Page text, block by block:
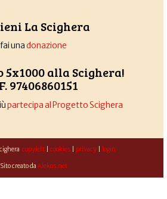
La Scighera
fai unadonazione
5x1000 alla Scighera!
97406860151
partecipa al Progetto Scighera
copyleft| cookies| privacy| login
Sito creato da Alekos.net